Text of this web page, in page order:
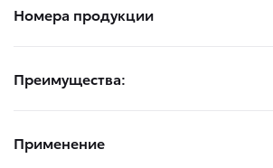
Номера продукции
Преимущества:
Применение